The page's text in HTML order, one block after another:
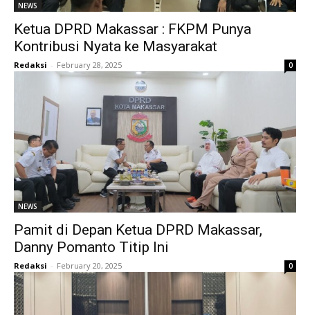
NEWS
Ketua DPRD Makassar : FKPM Punya
Kontribusi Nyata ke Masyarakat
Redaksi - February 28, 2025 0
NEWS
Pamit di Depan Ketua DPRD Makassar,
Danny Pomanto Titip Ini
Redaksi - February 20, 2025 0